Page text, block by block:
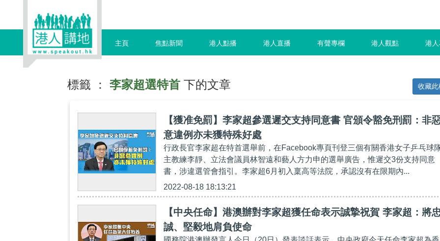
主頁 焦點新聞 港人點播 港人直播 有聲專欄 港人觀點 港
標籤 ： 李家超選特首 下的文章 收藏此
【獲准免罰】李家超參選遲交支持同意書 官頒令豁免刑罰：非
意違例亦未獲特殊好處
行政長官李家超在特首選舉前，在Facebook專頁刊登三個有關香港女子乒乓球
主教練李靜、立法會議員林智遠和藝人方力申的選舉廣告，惟遲交3份支持同意
書，涉違選管會指引。李家超6月初入稟高等法院，承認沒有在限期內...
2022-08-18 18:13:21
【中央任命】港澳辦對李家超獲任命表示誠摯祝賀 李家超：將
誠、堅毅地肩負使命